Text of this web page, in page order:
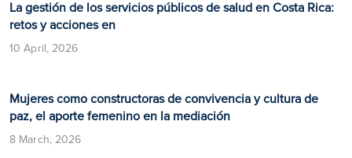
La gestión de los servicios públicos de salud en Costa Rica:
retos y acciones en
10 April, 2026
Mujeres como constructoras de convivencia y cultura de
paz, el aporte femenino en la mediación
8 March, 2026